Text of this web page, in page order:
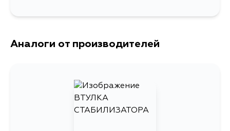
Аналоги от производителей